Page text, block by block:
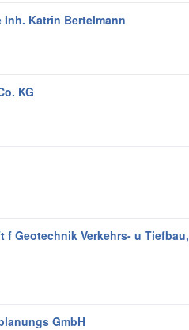
Katrin Bertelmann
KG
f Geotechnik Verkehrs- u Tiefbau,
GmbH